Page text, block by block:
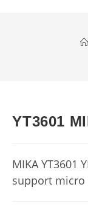
YT3601
MIKA YT3601
support micro